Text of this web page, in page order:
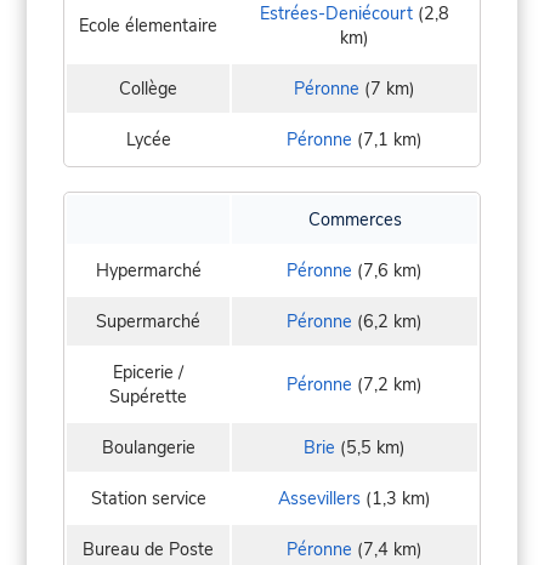
Ecole élementaire Estrées-Deniécourt (2,8
km)
Collège Péronne (7 km)
Lycée Péronne (7,1 km)
Commerces
Hypermarché Péronne (7,6 km)
Supermarché Péronne (6,2 km)
Epicerie /
Supérette
Péronne (7,2 km)
Boulangerie Brie (5,5 km)
Station service Assevillers (1,3 km)
Bureau de Poste Péronne (7,4 km)